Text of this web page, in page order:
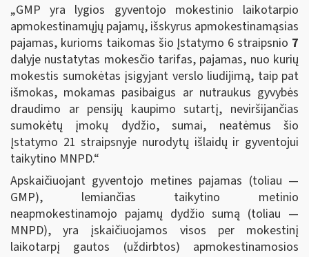
„GMP yra lygios gyventojo mokestinio laikotarpio
apmokestinamųjų pajamų, išskyrus apmokestinamąsias
pajamas, kurioms taikomas šio Įstatymo 6 straipsnio 7
dalyje nustatytas mokesčio tarifas, pajamas, nuo kurių
mokestis sumokėtas įsigyjant verslo liudijimą, taip pat
išmokas, mokamas pasibaigus ar nutraukus gyvybės
draudimo ar pensijų kaupimo sutartį, neviršijančias
sumokėtų įmokų dydžio, sumai, neatėmus šio
Įstatymo 21 straipsnyje nurodytų išlaidų ir gyventojui
taikytino MNPD.“
Apskaičiuojant gyventojo metines pajamas (toliau —
GMP), lemiančias taikytino metinio
neapmokestinamojo pajamų dydžio sumą (toliau —
MNPD), yra įskaičiuojamos visos per mokestinį
laikotarpį gautos (uždirbtos) apmokestinamosios